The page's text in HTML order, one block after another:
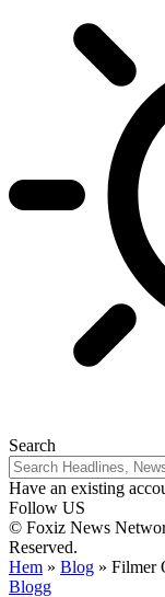
Search
Have an existing
Follow US
© Foxiz News
Reserved.
Hem » Blog » Filmer
Blogg